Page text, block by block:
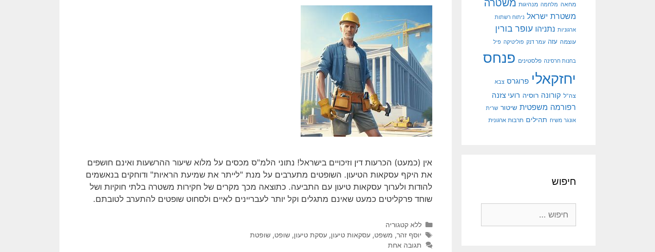
אין (כמעט) הכרעות דין וזיכויים בישראל! נתוני הלמ"ס מכסים על מלוא שיעור ההרשעות ואינם חושפים
את היקף עסקאות הטיעון. השופטים מתערבים על מנת "לייתר את שמיעת הראיות" ודוחקים בנאשמים
להודות ולערוך עסקאות טיעון עם התביעה. כתוצאה מכך מקרים של חקירות משטרה בלתי חוקיות ושל
שוחד פרקליטים כמעט שאינם מתגלים וקל יותר לעבריינים לאיים ולסחוט שופטים להתערב לטובתם.
קטגוריות
ללא קטגוריה
תגיות
יוסף זהר, משפט, עסקאות טיעון, עסקת טיעון, שופט, שופטת
תגובה אחת
מחאה מלחמה מנהיגות משטרה
משטרת ישראל ניתוח רשתות
ארגוניות נתניהו עופר בורין
עוצמה עזה עמר דנק פוליטיקה פיל
בחנות חרסינה פלסטינים פנחס
יחזקאלי פרוגרס צבא
צה"ל קורונה רוסיה רועי צזנה
רפורמה משפטית שיטור שרית
אונגר משיח תהילים תרבות ארגונית
חיפוש